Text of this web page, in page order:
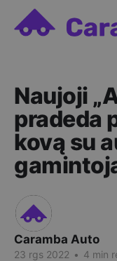
Naujoji
pradeda
kovą su
Caramba Auto
23 rgs 2022 • 4 min